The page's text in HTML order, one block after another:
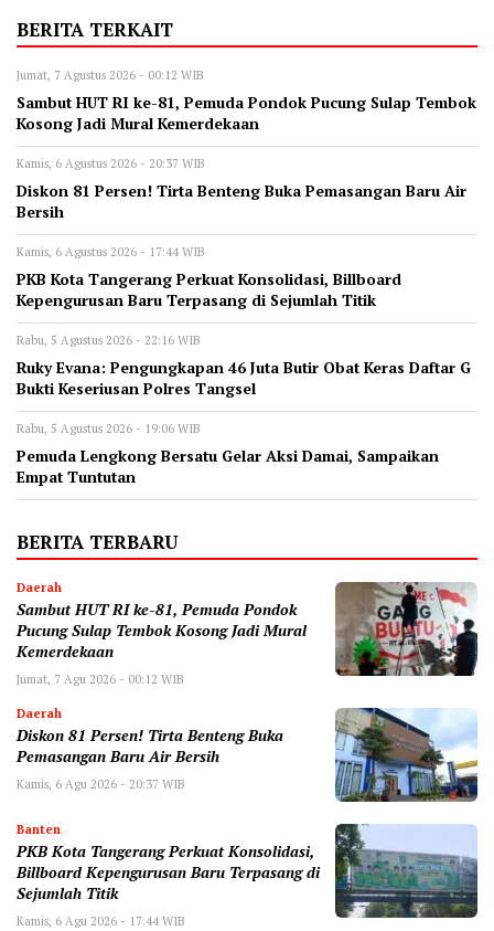
BERITA TERKAIT
Jumat, 7 Agustus 2026 - 00:12 WIB
Sambut HUT RI ke-81, Pemuda Pondok Pucung Sulap Tembok
Kosong Jadi Mural Kemerdekaan
Kamis, 6 Agustus 2026 - 20:37 WIB
Diskon 81 Persen! Tirta Benteng Buka Pemasangan Baru Air
Bersih
Kamis, 6 Agustus 2026 - 17:44 WIB
‎PKB Kota Tangerang Perkuat Konsolidasi, Billboard
Kepengurusan Baru Terpasang di Sejumlah Titik ‎
Rabu, 5 Agustus 2026 - 22:16 WIB
‎Ruky Evana: Pengungkapan 46 Juta Butir Obat Keras Daftar G
Bukti Keseriusan Polres Tangsel
Rabu, 5 Agustus 2026 - 19:06 WIB
Pemuda Lengkong Bersatu Gelar Aksi Damai, Sampaikan
Empat Tuntutan
BERITA TERBARU
Daerah
Sambut HUT RI ke-81, Pemuda Pondok
Pucung Sulap Tembok Kosong Jadi Mural
Kemerdekaan
Jumat, 7 Agu 2026 - 00:12 WIB
Daerah
Diskon 81 Persen! Tirta Benteng Buka
Pemasangan Baru Air Bersih
Kamis, 6 Agu 2026 - 20:37 WIB
Banten
‎PKB Kota Tangerang Perkuat Konsolidasi,
Billboard Kepengurusan Baru Terpasang di
Sejumlah Titik ‎
Kamis, 6 Agu 2026 - 17:44 WIB